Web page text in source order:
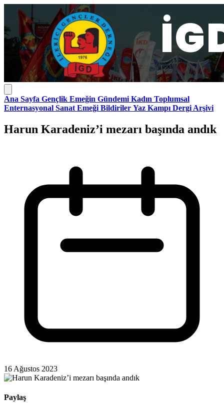
Ana Sayfa Gençlik Emeğin Gündemi Kadın Toplumsal
Enternasyonal Sanat Emeği Bildiriler Yaz Kampı Dergi Arşivi
Harun Karadeniz’i mezarı başında andık
16 Ağustos 2023
Paylaş